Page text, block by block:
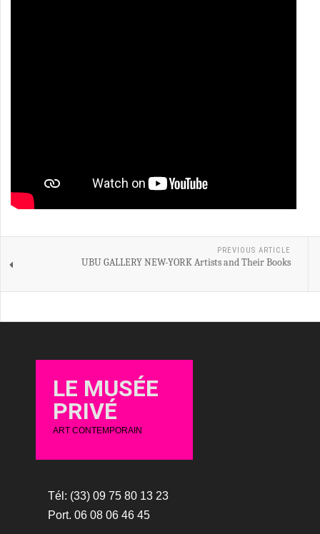
PREVIOUS ARTICLE
UBU GALLERY NEW-YORK Artists and Their Books
LE MUSÉE
PRIVÉ
ART CONTEMPORAIN
Tél: (33) 09 75 80 13 23
Port. 06 08 06 46 45